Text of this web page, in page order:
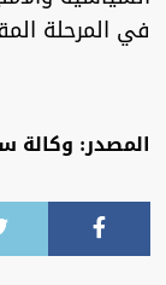
في
المصدر: وكالة